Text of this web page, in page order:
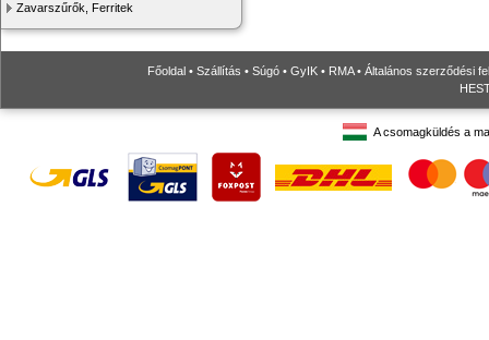
Zavarszűrők, Ferritek
Főoldal • Szállítás • Súgó • GyIK • RMA• Általános szerződési
A csomagküldés a